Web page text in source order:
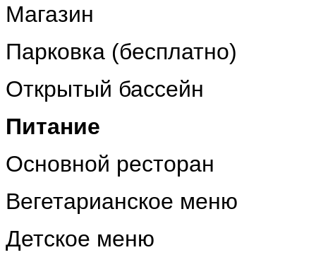
Магазин
Парковка (бесплатно)
Открытый бассейн
Питание
Основной ресторан
Вегетарианское меню
Детское меню